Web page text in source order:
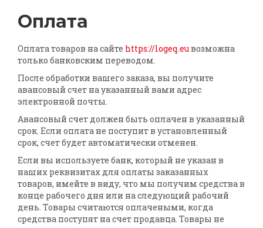
Оплата
Оплата товаров на сайте https://logeq.euвозможна
только банковским переводом.
После обработки вашего заказа, вы получите
авансовый счет на указанный вами адрес
электронной почты.
Авансовый счет должен быть оплачен в указанный
срок. Если оплата не поступит в установленный
срок, счет будет автоматически отменен.
Если вы используете банк, который не указан в
наших реквизитах для оплаты заказанных
товаров, имейте в виду, что мы получим средства в
конце рабочего дня или на следующий рабочий
день. Товары считаются оплачеными, когда
средства поступят на счет продавца. Товары не